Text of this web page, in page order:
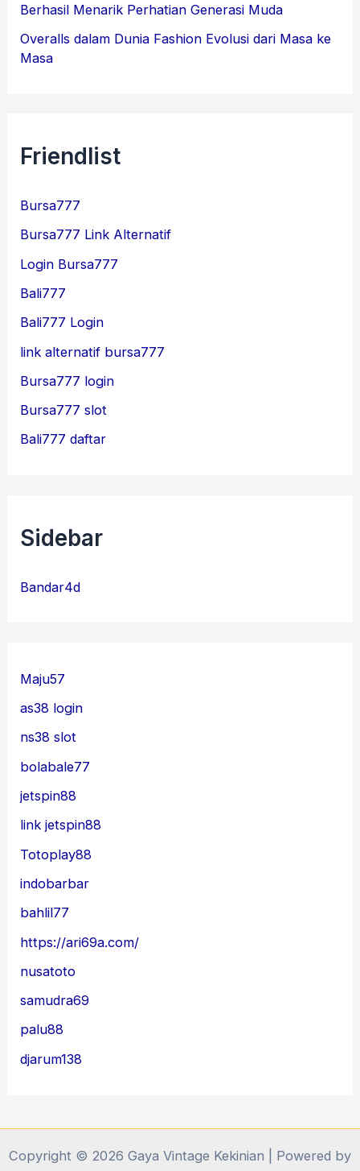
Berhasil Menarik Perhatian Generasi Muda
Overalls dalam Dunia Fashion Evolusi dari Masa ke
Masa
Friendlist
Bursa777
Bursa777 Link Alternatif
Login Bursa777
Bali777
Bali777 Login
link alternatif bursa777
Bursa777 login
Bursa777 slot
Bali777 daftar
Sidebar
Bandar4d
Maju57
as38 login
ns38 slot
bolabale77
jetspin88
link jetspin88
Totoplay88
indobarbar
bahlil77
https://ari69a.com/
nusatoto
samudra69
palu88
djarum138
Copyright © 2026 Gaya Vintage Kekinian | Powered by